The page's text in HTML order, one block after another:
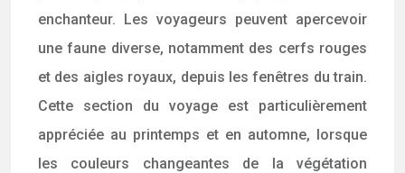
enchanteur. Les voyageurs peuvent apercevoir
une faune diverse, notamment des cerfs rouges
et des aigles royaux, depuis les fenêtres du train.
Cette section du voyage est particulièrement
appréciée au printemps et en automne, lorsque
les couleurs changeantes de la végétation